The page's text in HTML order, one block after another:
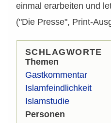
einmal erarbeiten und
("Die Presse", Print-
SCHLAGWORTE
Themen
Gastkommentar
Islamfeindlichkeit
Islamstudie
Personen